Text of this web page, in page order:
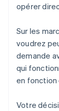
opérer
Sur les
voudrez
demande
qui
en fonction
Votre